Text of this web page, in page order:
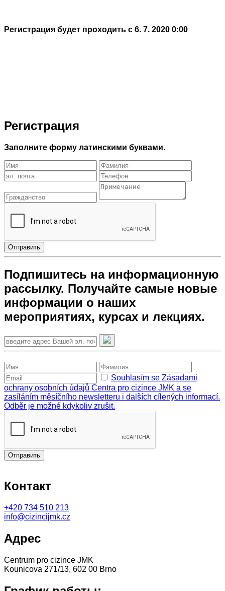
Регистрация будет проходить с 6. 7. 2020 0:00
Регистрация
Заполните форму латинскими буквами.
Отправить
Подпишитесь на информационную
рассылку. Получайте самые новые
информации о наших
мероприятиях, курсах и лекциях.
Souhlasím se Zásadami
ochrany osobních údajů Centra pro cizince JMK a se
zasíláním měsíčního newsletteru i dalších cílených informací.
Odběr je možné kdykoliv zrušit.
Отправить
Контакт
+420 734 510 213
info@cizincijmk.cz
Адрес
Centrum pro cizince JMK
Kounicova 271/13, 602 00 Brno